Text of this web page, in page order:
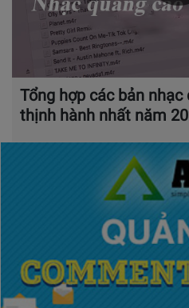
Tổng hợp các bản
thịnh hành nhất năm